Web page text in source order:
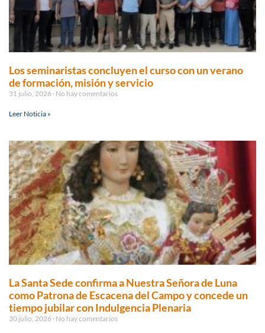
Los seminaristas concluyen el curso con un verano
de formación, misión y servicio
31 julio, 2026 No hay comentarios
Leer Noticia »
La Santa Sede confirma a Nuestra Señora de Luna
como Patrona de Escacena del Campo y concede un
tiempo jubilar con Indulgencia Plenaria
30 julio, 2026 No hay comentarios